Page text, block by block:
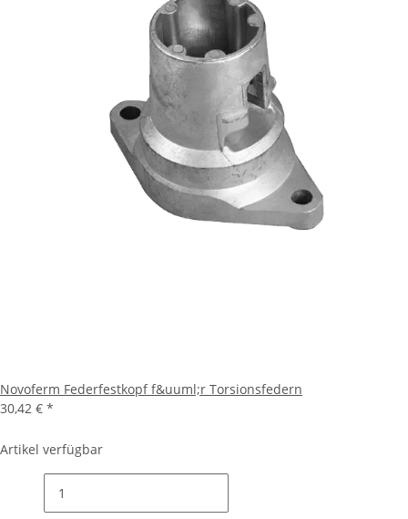
Novoferm Federfestkopf f&uuml;r Torsionsfedern
30,42 € *
Artikel verfügbar